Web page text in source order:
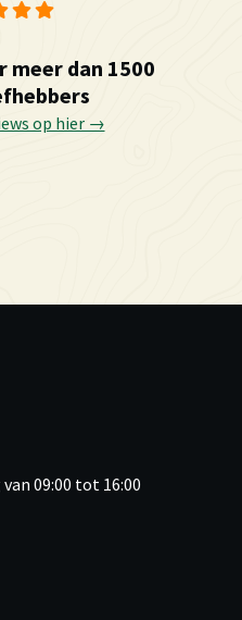
meer dan 1500
op hier →
09:00 tot 16:00